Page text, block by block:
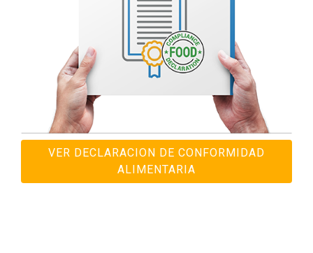
VER DECLARACION DE CONFORMIDAD
ALIMENTARIA